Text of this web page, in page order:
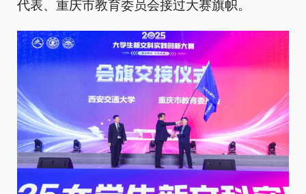
代表、重庆市教育委员会接过大赛旗帜。